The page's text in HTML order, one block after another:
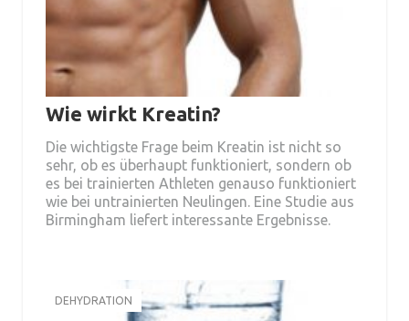
Wie wirkt Kreatin?
Die wichtigste Frage beim Kreatin ist nicht so
sehr, ob es überhaupt funktioniert, sondern ob
es bei trainierten Athleten genauso funktioniert
wie bei untrainierten Neulingen. Eine Studie aus
Birmingham liefert interessante Ergebnisse.
DEHYDRATION